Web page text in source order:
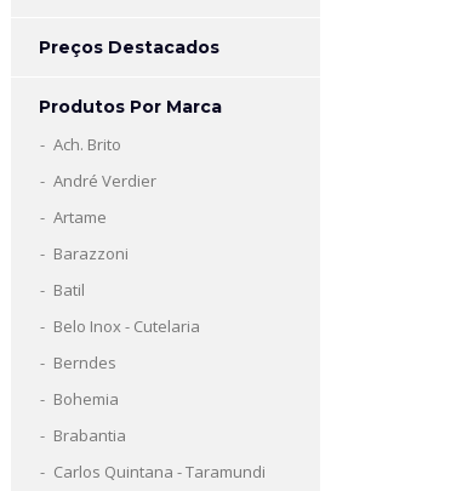
Preços Destacados
Produtos Por Marca
Ach. Brito
André Verdier
Artame
Barazzoni
Batil
Belo Inox - Cutelaria
Berndes
Bohemia
Brabantia
Carlos Quintana - Taramundi